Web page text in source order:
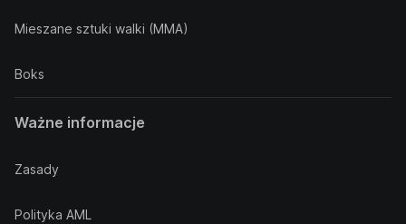
Mieszane sztuki walki (MMA)
Boks
Ważne informacje
Zasady
Polityka AML